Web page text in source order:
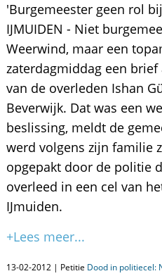
'Burgemeester geen rol
IJMUIDEN - Niet
Weerwind, maar een
zaterdagmiddag een
van de overleden Ishan
Beverwijk. Dat was een
beslissing, meldt de
werd volgens zijn familie
opgepakt door de politie
overleed in een cel van
IJmuiden.
+Lees meer...
13-02-2012 | Petitie Dood in politiecel: